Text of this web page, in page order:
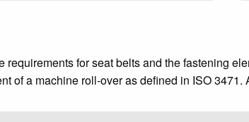
requirements for seat belts and the fastening
of a machine roll-over as defined in ISO